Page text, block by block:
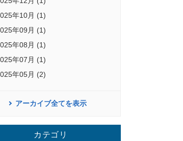
年10月 (1)
年09月 (1)
年08月 (1)
年07月 (1)
年05月 (2)
アーカイブ全てを表示
カテゴリ